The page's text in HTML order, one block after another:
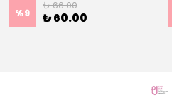
%9
₺ 66.00
₺ 60.00